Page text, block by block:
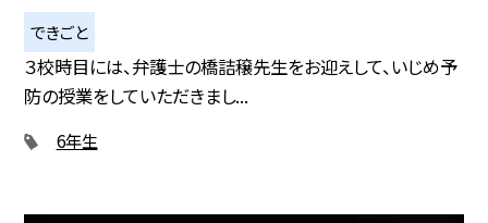
できごと
３校時目には、弁護士の橋詰穣先生をお迎えして、いじめ予
防の授業をしていただきまし...
6年生